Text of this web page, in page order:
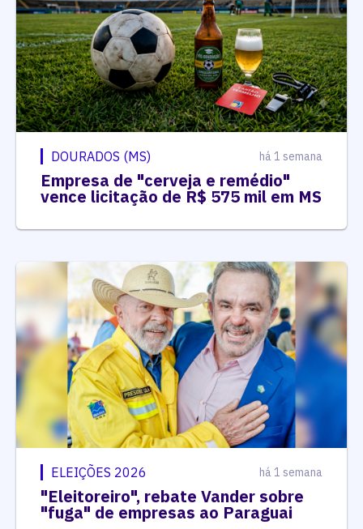
DOURADOS (MS) há 1 semana
Empresa de "cerveja e remédio"
vence licitação de R$ 575 mil em MS
ELEIÇÕES 2026 há 1 semana
"Eleitoreiro", rebate Vander sobre
"fuga" de empresas ao Paraguai